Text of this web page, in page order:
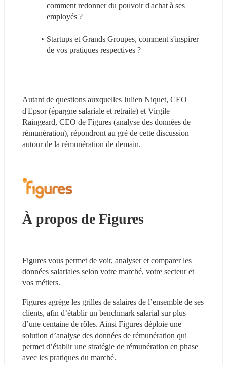
comment redonner du pouvoir d'achat à ses
employés ?
Startups et Grands Groupes, comment s'inspirer
de vos pratiques respectives ?
Autant de questions auxquelles Julien Niquet, CEO
d'Epsor (épargne salariale et retraite) et Virgile
Raingeard, CEO de Figures (analyse des données de
rémunération), répondront au gré de cette discussion
autour de la rémunération de demain.
À propos de Figures
Figures vous permet de voir, analyser et comparer les
données salariales selon votre marché, votre secteur et
vos métiers.
Figures agrège les grilles de salaires de l’ensemble de ses
clients, afin d’établir un benchmark salarial sur plus
d’une centaine de rôles. Ainsi Figures déploie une
solution d’analyse des données de rémunération qui
permet d’établir une stratégie de rémunération en phase
avec les pratiques du marché.